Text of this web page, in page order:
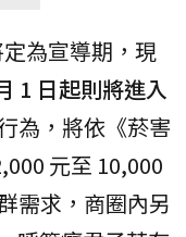
為宣導期，現
1 日起則將進入
為，將依《菸害
元至 10,000
需求，商圈內另